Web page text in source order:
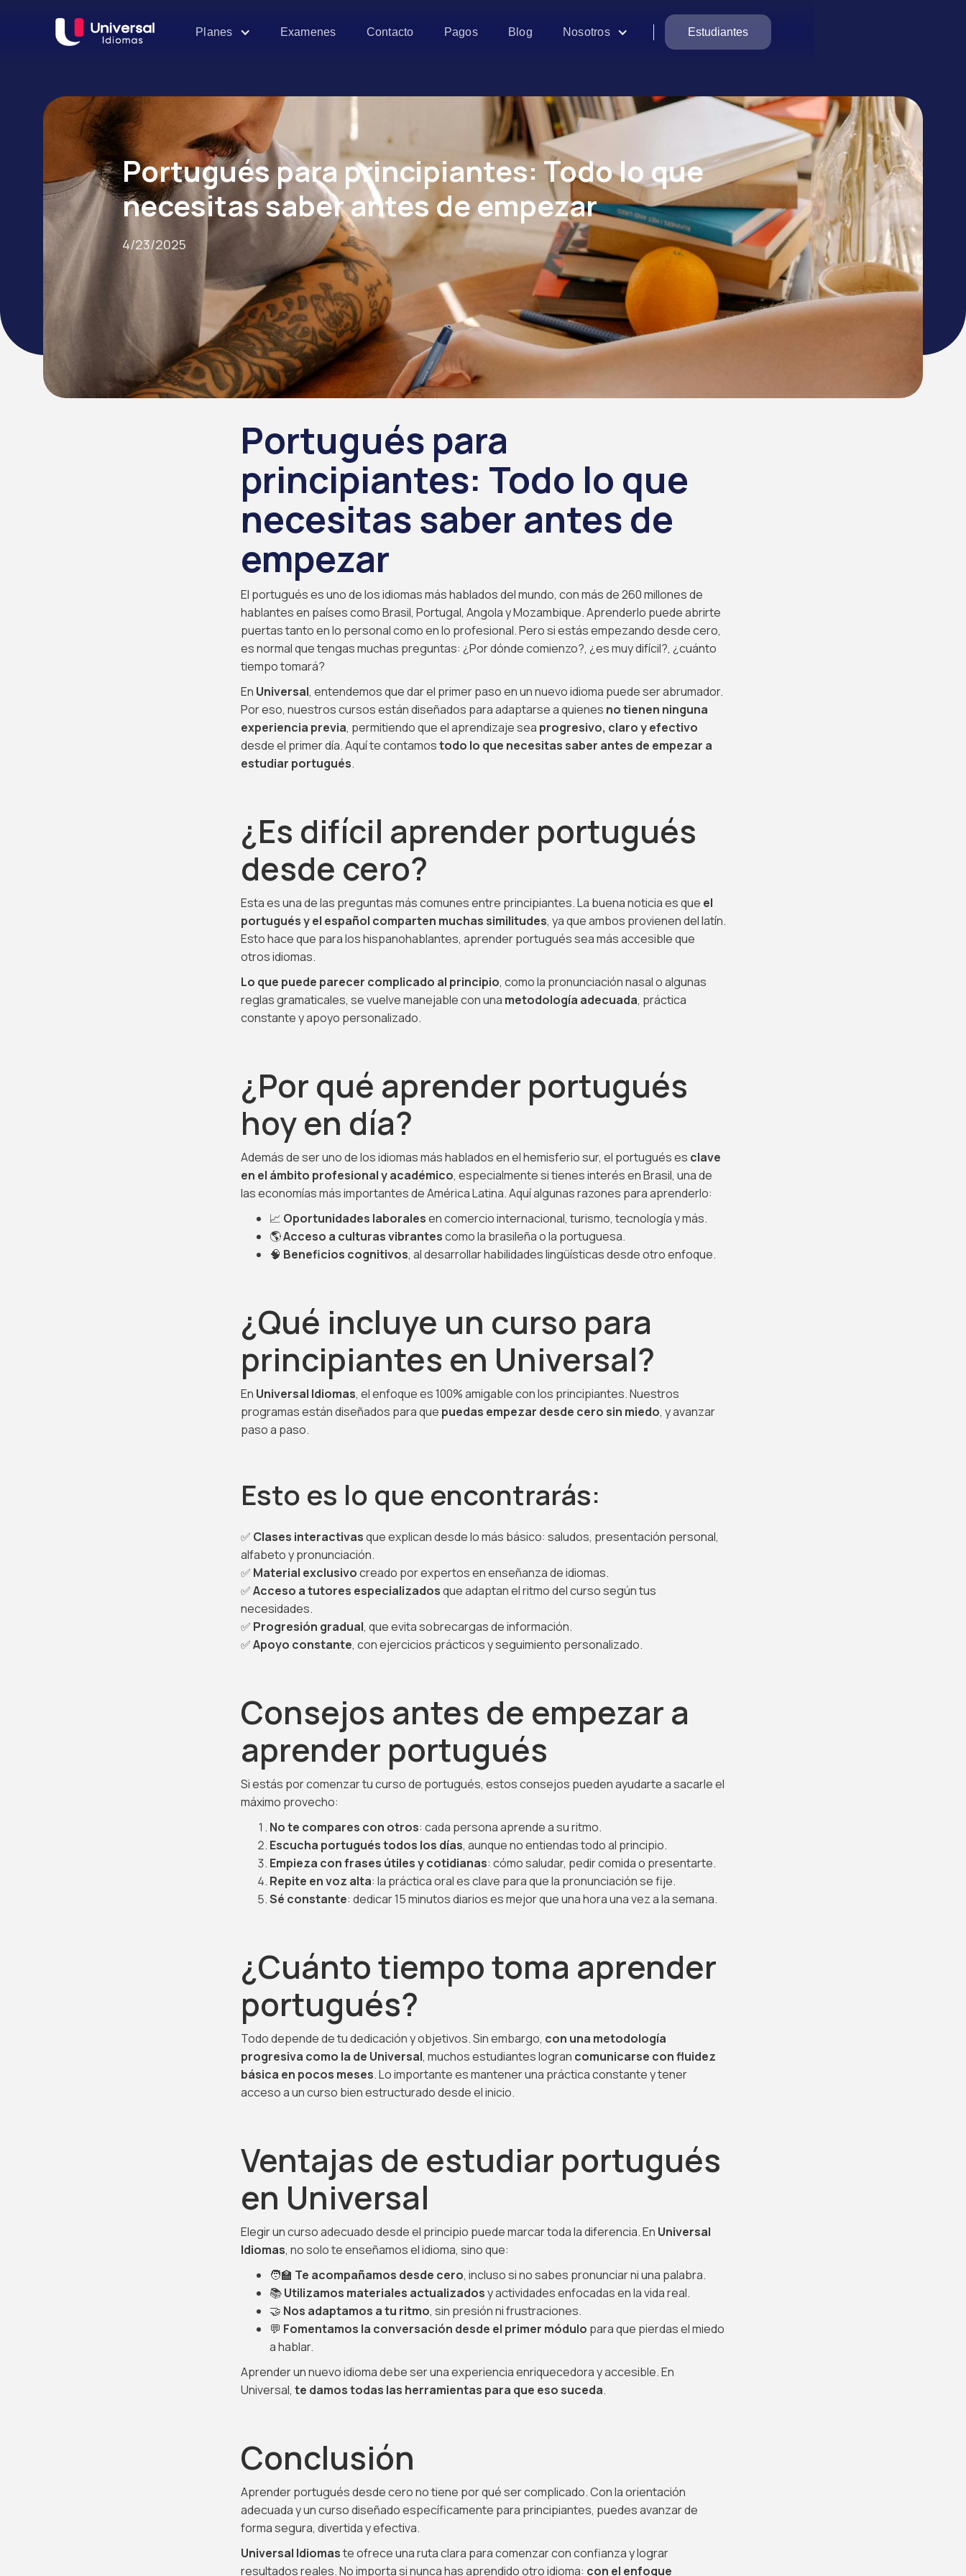
Planes Examenes Contacto Pagos Blog Nosotros Estudiantes
Portugués para principiantes: Todo lo que
necesitas saber antes de empezar
4/23/2025
Portugués para
principiantes: Todo lo que
necesitas saber antes de
empezar
El portugués es uno de los idiomas más hablados del mundo, con más de 260 millones de
hablantes en países como Brasil, Portugal, Angola y Mozambique. Aprenderlo puede abrirte
puertas tanto en lo personal como en lo profesional. Pero si estás empezando desde cero,
es normal que tengas muchas preguntas: ¿Por dónde comienzo?, ¿es muy difícil?, ¿cuánto
tiempo tomará?
En Universal, entendemos que dar el primer paso en un nuevo idioma puede ser abrumador.
Por eso, nuestros cursos están diseñados para adaptarse a quienes no tienen ninguna
experiencia previa, permitiendo que el aprendizaje sea progresivo, claro y efectivo
desde el primer día. Aquí te contamostodo lo que necesitas saber antes de empezar a
estudiar portugués.
¿Es difícil aprender portugués
desde cero?
Esta es una de las preguntas más comunes entre principiantes. La buena noticia es que el
portugués y el español comparten muchas similitudes, ya que ambos provienen del latín.
Esto hace que para los hispanohablantes, aprender portugués sea más accesible que
otros idiomas.
Lo que puede parecer complicado al principio, como la pronunciación nasal o algunas
reglas gramaticales, se vuelve manejable con una metodología adecuada, práctica
constante y apoyo personalizado.
¿Por qué aprender portugués
hoy en día?
Además de ser uno de los idiomas más hablados en el hemisferio sur, el portugués es clave
en el ámbito profesional y académico, especialmente si tienes interés en Brasil, una de
las economías más importantes de América Latina. Aquí algunas razones para aprenderlo:
📈 Oportunidades laboralesen comercio internacional, turismo, tecnología y más.
🌎Acceso a culturas vibrantescomo la brasileña o la portuguesa.
🧠 Beneficios cognitivos, al desarrollar habilidades lingüísticas desde otro enfoque.
¿Qué incluye un curso para
principiantes en Universal?
En Universal Idiomas, el enfoque es 100% amigable con los principiantes. Nuestros
programas están diseñados para que puedas empezar desde cero sin miedo, y avanzar
paso a paso.
Esto es lo que encontrarás:
✅ Clases interactivasque explican desde lo más básico: saludos, presentación personal,
alfabeto y pronunciación.
✅ Material exclusivocreado por expertos en enseñanza de idiomas.
✅Acceso a tutores especializadosque adaptan el ritmo del curso según tus
necesidades.
✅ Progresión gradual, que evita sobrecargas de información.
✅Apoyo constante, con ejercicios prácticos y seguimiento personalizado.
Consejos antes de empezar a
aprender portugués
Si estás por comenzar tu curso de portugués, estos consejos pueden ayudarte a sacarle el
máximo provecho:
No te compares con otros: cada persona aprende a su ritmo.
Escucha portugués todos los días, aunque no entiendas todo al principio.
Empieza con frases útiles y cotidianas: cómo saludar, pedir comida o presentarte.
Repite en voz alta: la práctica oral es clave para que la pronunciación se fije.
Sé constante: dedicar 15 minutos diarios es mejor que una hora una vez a la semana.
¿Cuánto tiempo toma aprender
portugués?
Todo depende de tu dedicación y objetivos. Sin embargo, con una metodología
progresiva como la de Universal, muchos estudiantes logran comunicarse con fluidez
básica en pocos meses. Lo importante es mantener una práctica constante y tener
acceso a un curso bien estructurado desde el inicio.
Ventajas de estudiar portugués
en Universal
Elegir un curso adecuado desde el principio puede marcar toda la diferencia. En Universal
Idiomas, no solo te enseñamos el idioma, sino que:
🧑‍🏫 Te acompañamos desde cero, incluso si no sabes pronunciar ni una palabra.
📚Utilizamos materiales actualizadosy actividades enfocadas en la vida real.
🤝 Nos adaptamos a tu ritmo, sin presión ni frustraciones.
💬 Fomentamos la conversación desde el primer módulo para que pierdas el miedo
a hablar.
Aprender un nuevo idioma debe ser una experiencia enriquecedora y accesible. En
Universal, te damos todas las herramientas para que eso suceda.
Conclusión
Aprender portugués desde cero no tiene por qué ser complicado. Con la orientación
adecuada y un curso diseñado específicamente para principiantes, puedes avanzar de
forma segura, divertida y efectiva.
Universal Idiomaste ofrece una ruta clara para comenzar con confianza y lograr
resultados reales. No importa si nunca has aprendido otro idioma: con el enfoque